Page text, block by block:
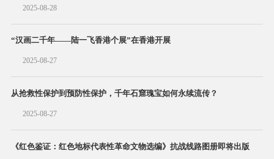
2025-08-28
“汉画二千年——陆一飞香港个展”在香港开展
2025-08-27
从抢救性保护到预防性保护，千年石窟瑰宝如何永续流传？
2025-08-27
《红色鉴证：红色地标代表性革命文物选编》抗战线路图册即将出版